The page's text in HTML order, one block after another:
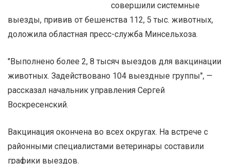
совершили системные
выезды, привив от бешенства 112, 5 тыс. животных,
доложила областная пресс-служба Минсельхоза.
"Выполнено более 2, 8 тысяч выездов для вакцинации
животных. Задействовано 104 выездные группы", —
рассказал начальник управления Сергей
Воскресенский.
Вакцинация окончена во всех округах. На встрече с
районными специалистами ветеринары составили
графики выездов.